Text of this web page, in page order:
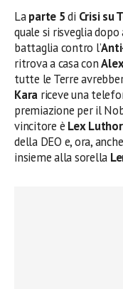
Laparte 5di Crisi su
quale si risveglia
battaglia contro l’
ritrova a casa con
tutte le Terre
Kara riceve una
premiazione per il
vincitore è Lex Luthor
della DEO e, ora,
insieme alla sorella